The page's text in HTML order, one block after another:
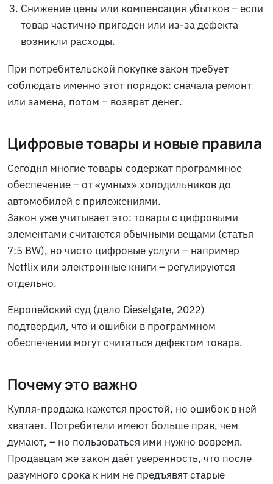
Снижение цены или компенсация убытков – если
товар частично пригоден или из-за дефекта
возникли расходы.
При потребительской покупке закон требует
соблюдать именно этот порядок: сначала ремонт
или замена, потом – возврат денег.
Цифровые товары и новые правила
Сегодня многие товары содержат программное
обеспечение – от «умных» холодильников до
автомобилей с приложениями.
Закон уже учитывает это: товары с цифровыми
элементами считаются обычными вещами (статья
7:5 BW), но чисто цифровые услуги – например
Netflix или электронные книги – регулируются
отдельно.
Европейский суд (дело Dieselgate, 2022)
подтвердил, что и ошибки в программном
обеспечении могут считаться дефектом товара.
Почему это важно
Купля-продажа кажется простой, но ошибок в ней
хватает. Потребители имеют больше прав, чем
думают, – но пользоваться ими нужно вовремя.
Продавцам же закон даёт уверенность, что после
разумного срока к ним не предъявят старые